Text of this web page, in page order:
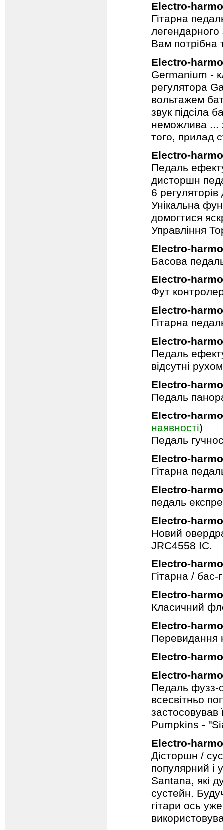
Electro-
Гітарна
Вам потрібна
Electro-
Germanium -
регулятора
вольтажем
звук підсіла
неможлива ...
того, прилад
Electro-
Педаль
дисторшн
6
Унікальна
домогтися
Управління
Electro-
Басова
Electro-
Фут
Electro-
Гітарна
Electro-
Педаль
відсутні
Electro-
Педаль
Electro-
наявності)
Педаль
Electro-
Гітарна
Electro-
педаль
Electro-
Новий
JRC4558 IC.
Electro-
Гітарна /
Electro-
Класичний
Electro-
Перевидання
Electro-
Electro-
Педаль фузз-
всесвітньо
застосовував
Pumpkins -
Electro-
Дісторшн /
популярний і
Santana, які
сустейн.
гітари ось